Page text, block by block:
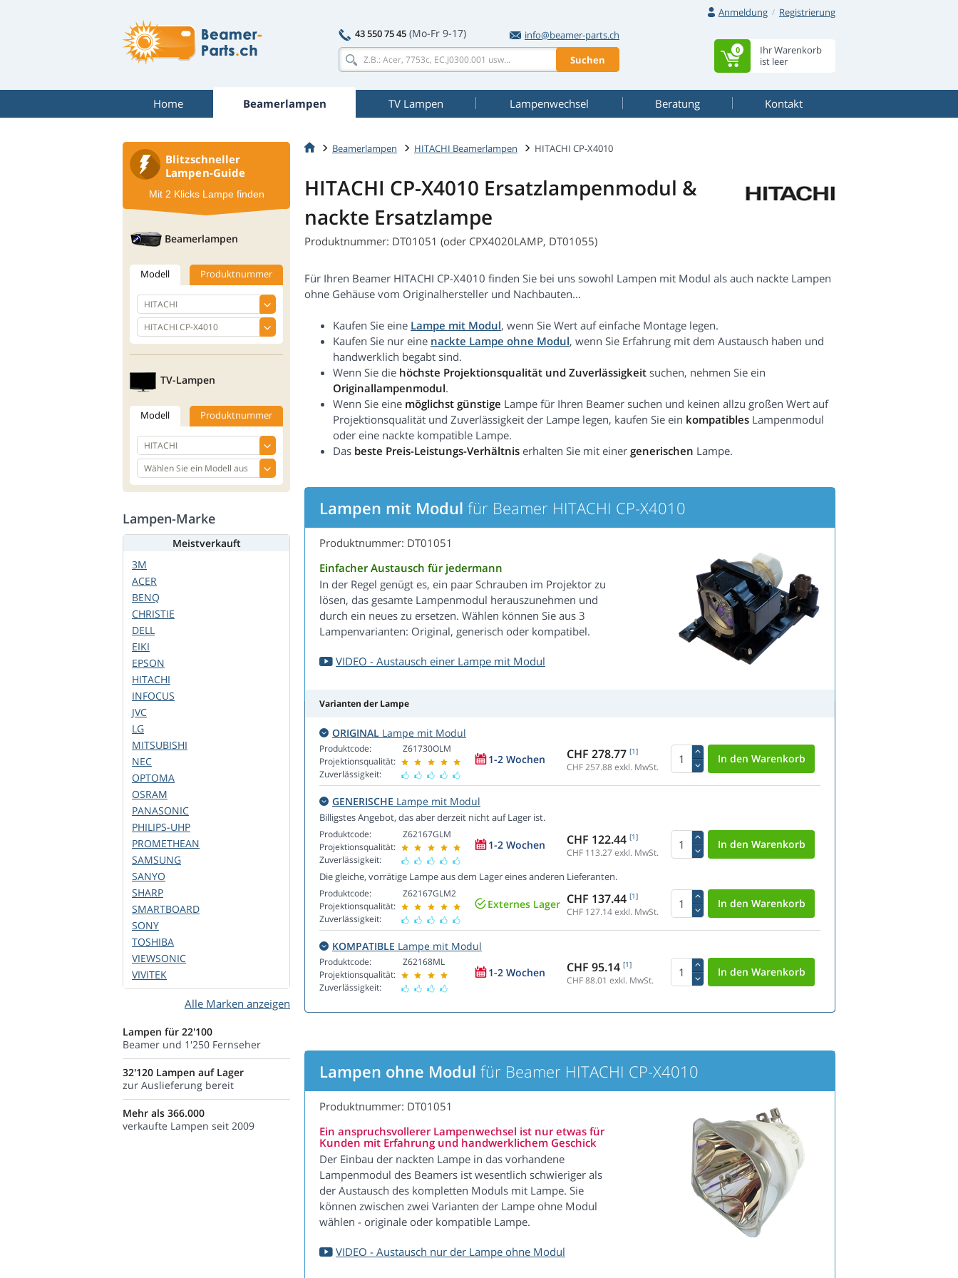
Anmeldung
Registrierung
43 550 75 45 (Mo-Fr 9-17)
info@beamer-parts.ch
Suchen
Ihr Warenkorb
ist leer
0
Home Beamerlampen TV Lampen Lampenwechsel Beratung Kontakt
Beamerlampen HITACHI Beamerlampen HITACHI CP-X4010
HITACHI CP-X4010 Ersatzlampenmodul &
nackte Ersatzlampe
Produktnummer: DT01051 (oder CPX4020LAMP, DT01055)
Für Ihren Beamer HITACHI CP-X4010 finden Sie bei uns sowohl Lampen mit Modul als auch nackte Lampen
ohne Gehäuse vom Originalhersteller und Nachbauten...
Kaufen Sie eine Lampe mit Modul, wenn Sie Wert auf einfache Montage legen.
Kaufen Sie nur eine nackte Lampe ohne Modul, wenn Sie Erfahrung mit dem Austausch haben und
handwerklich begabt sind.
Wenn Sie die höchste Projektionsqualität und Zuverlässigkeit suchen, nehmen Sie ein
Originallampenmodul.
Wenn Sie eine möglichst günstige Lampe für Ihren Beamer suchen und keinen allzu großen Wert auf
Projektionsqualität und Zuverlässigkeit der Lampe legen, kaufen Sie ein kompatibles Lampenmodul
oder eine nackte kompatible Lampe.
Das beste Preis-Leistungs-Verhältnis erhalten Sie mit einer generischen Lampe.
Lampen mit Modul für Beamer HITACHI CP-X4010
Produktnummer: DT01051
Einfacher Austausch für jedermann
In der Regel genügt es, ein paar Schrauben im Projektor zu
lösen, das gesamte Lampenmodul herauszunehmen und
durch ein neues zu ersetzen. Wählen können Sie aus 3
Lampenvarianten: Original, generisch oder kompatibel.
VIDEO - Austausch einer Lampe mit Modul
Varianten der Lampe
ORIGINAL Lampe mit Modul
Produktcode:
Projektionsqualität:
Zuverlässigkeit:
Z61730OLM
1-2 Wochen CHF 278.77 [1]
CHF 257.88exkl. MwSt.
GENERISCHE Lampe mit Modul
Billigstes Angebot, das aber derzeit nicht auf Lager ist.
Produktcode:
Projektionsqualität:
Zuverlässigkeit:
Z62167GLM
1-2 Wochen CHF 122.44 [1]
CHF 113.27 exkl. MwSt.
Die gleiche, vorrätige Lampe aus dem Lager eines anderen Lieferanten.
Produktcode:
Projektionsqualität:
Zuverlässigkeit:
Z62167GLM2
Externes Lager CHF 137.44 [1]
CHF 127.14exkl. MwSt.
KOMPATIBLE Lampe mit Modul
Produktcode:
Projektionsqualität:
Zuverlässigkeit:
Z62168ML
1-2 Wochen CHF 95.14 [1]
CHF 88.01 exkl. MwSt.
Lampen ohne Modul für Beamer HITACHI CP-X4010
Produktnummer: DT01051
Ein anspruchsvollerer Lampenwechsel ist nur etwas für
Kunden mit Erfahrung und handwerklichem Geschick
Der Einbau der nackten Lampe in das vorhandene
Lampenmodul des Beamers ist wesentlich schwieriger als
der Austausch des kompletten Moduls mit Lampe. Sie
können zwischen zwei Varianten der Lampe ohne Modul
wählen - originale oder kompatible Lampe.
VIDEO - Austausch nur der Lampe ohne Modul
Blitzschneller
Lampen-Guide
Mit 2 Klicks Lampe finden
Beamerlampen
Modell Produktnummer
TV-Lampen
Modell Produktnummer
Lampen-Marke
Meistverkauft
3M
ACER
BENQ
CHRISTIE
DELL
EIKI
EPSON
HITACHI
INFOCUS
JVC
LG
MITSUBISHI
NEC
OPTOMA
OSRAM
PANASONIC
PHILIPS-UHP
PROMETHEAN
SAMSUNG
SANYO
SHARP
SMARTBOARD
SONY
TOSHIBA
VIEWSONIC
VIVITEK
Alle Marken anzeigen
Lampen für 22'100
Beamer und 1'250 Fernseher
32'120 Lampen auf Lager
zur Auslieferung bereit
Mehr als 366.000
verkaufte Lampen seit 2009